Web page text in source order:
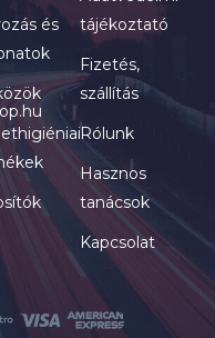
és
tájékoztató
Fizetés,
szállítás
Rólunk
Hasznos
tanácsok
Kapcsolat